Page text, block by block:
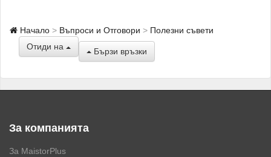
Начало Въпроси и Отговори
Полезни съвети
Отиди на
Бързи връзки
За компанията
За MaistorPlus